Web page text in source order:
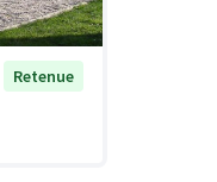
Retenue